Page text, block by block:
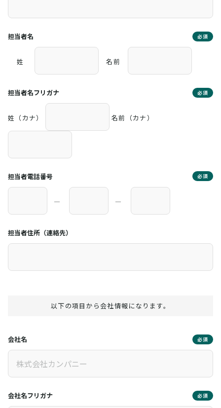
担当者名 必須
姓 名前
担当者名フリガナ 必須
姓（カナ） 名前（カナ）
担当者電話番号 必須
― ―
担当者住所（連絡先）
以下の項目から会社情報になります。
会社名 必須
会社名フリガナ 必須